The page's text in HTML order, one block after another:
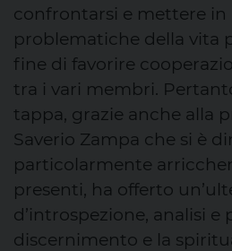
confrontarsi e mettere in
problematiche della vita
fine di favorire
tra i vari membri.
tappa, grazie anche alla
Saverio Zampa che si è
particolarmente
presenti, ha offerto
d’introspezione, analisi e
discernimento e la